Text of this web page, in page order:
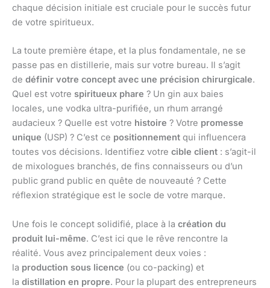
chaque décision initiale est cruciale pour le succès futur
de votre spiritueux.
La toute première étape, et la plus fondamentale, ne se
passe pas en distillerie, mais sur votre bureau. Il s’agit
de définir votre concept avec une précision chirurgicale.
Quel est votre spiritueux phare ? Un gin aux baies
locales, une vodka ultra-purifiée, un rhum arrangé
audacieux ? Quelle est votre histoire ? Votre promesse
unique (USP) ? C’est ce positionnement qui influencera
toutes vos décisions. Identifiez votre cible client : s’agit-il
de mixologues branchés, de fins connaisseurs ou d’un
public grand public en quête de nouveauté ? Cette
réflexion stratégique est le socle de votre marque.
Une fois le concept solidifié, place à la création du
produit lui-même. C’est ici que le rêve rencontre la
réalité. Vous avez principalement deux voies :
la production sous licence (ou co-packing) et
la distillation en propre. Pour la plupart des entrepreneurs